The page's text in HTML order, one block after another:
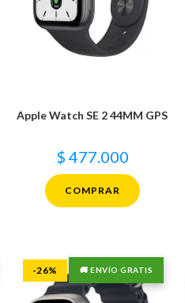
Apple Watch SE 2 44MM GPS
$ 477.000
COMPRAR
🚚 ENVÍO GRATIS
-26%